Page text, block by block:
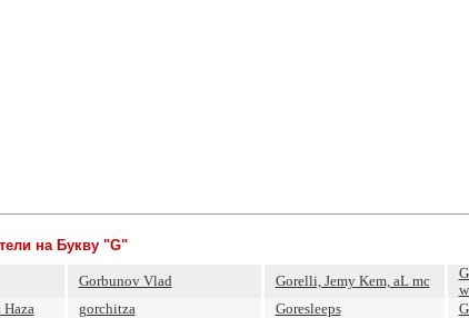
на Букву "G"
Gorbunov Vlad Gorelli, Jemy Kem, aL mc
gorchitza Goresleeps